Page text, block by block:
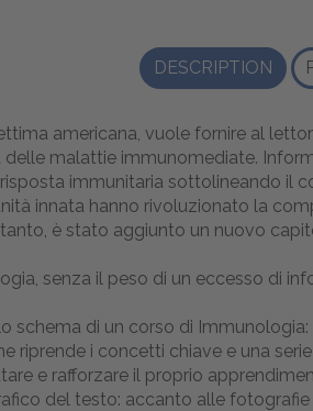
DESCRIPTION
americana, vuole fornire al
malattie immunomediate.
immunitaria sottolineando il
innata hanno rivoluzionato la
è stato aggiunto un nuovo
senza il peso di un eccesso di
schema di un corso di
riprende i concetti chiave e una
e rafforzare il proprio
del testo: accanto alle